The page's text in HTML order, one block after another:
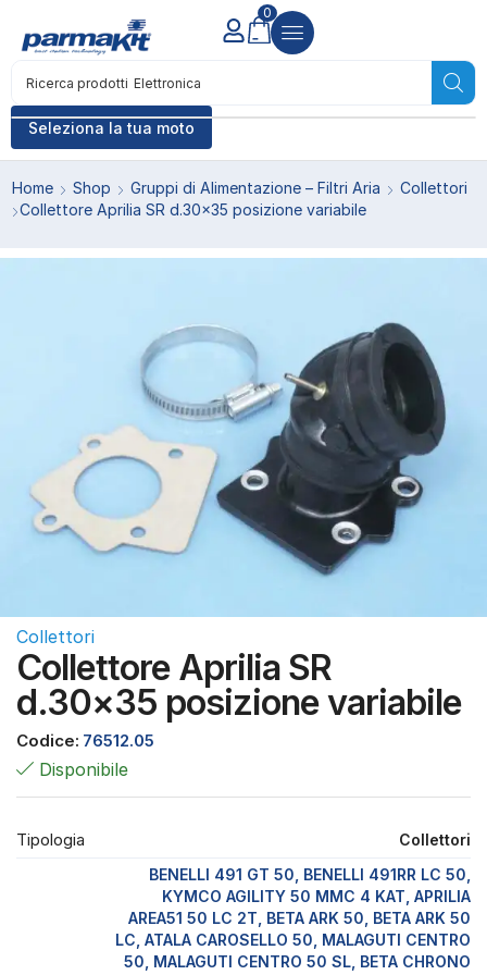
Seleziona la tua moto
Ricerca prodotti Elettronica
0
Home Shop Gruppi di Alimentazione – Filtri Aria
Collettori
Collettore Aprilia SR d.30×35 posizione variabile
Collettori
Collettore Aprilia SR
d.30×35 posizione variabile
Codice: 76512.05
Disponibile
Tipologia Collettori
BENELLI 491 GT 50, BENELLI 491RR LC 50,
KYMCO AGILITY 50 MMC 4 KAT, APRILIA
AREA51 50 LC 2T, BETA ARK 50, BETA ARK 50
LC, ATALA CAROSELLO 50, MALAGUTI CENTRO
50, MALAGUTI CENTRO 50 SL, BETA CHRONO